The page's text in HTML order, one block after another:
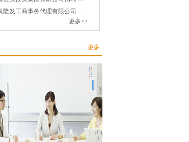
内需战略实施方案》
隆发工商事务代理有限公司 …
更多>>
更多